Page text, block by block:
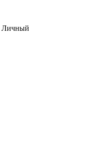
Личный